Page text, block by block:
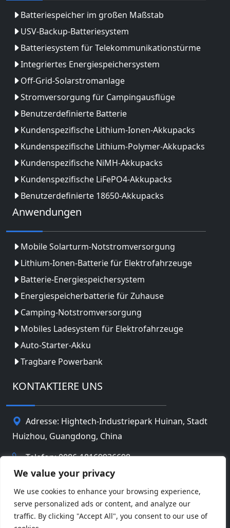
We value your privacy
We use cookies to enhance your browsing experience,
serve personalized ads or content, and analyze our
traffic. By clicking "Accept All", you consent to our use of
Batteriespeicher im großen Maßstab
USV-Backup-Batteriesystem
Batteriesystem für Telekommunikationstürme
Integriertes Energiespeichersystem
Off-Grid-Solarstromanlage
Stromversorgung für Campingausflüge
Benutzerdefinierte Batterie
Kundenspezifische Lithium-Ionen-Akkupacks
Kundenspezifische Lithium-Polymer-Akkupacks
Kundenspezifische NiMH-Akkupacks
Kundenspezifische LiFePO4-Akkupacks
Benutzerdefinierte 18650-Akkupacks
Anwendungen
Mobile Solarturm-Notstromversorgung
Lithium-Ionen-Batterie für Elektrofahrzeuge
Batterie-Energiespeichersystem
Energiespeicherbatterie für Zuhause
Camping-Notstromversorgung
Mobiles Ladesystem für Elektrofahrzeuge
Auto-Starter-Akku
Tragbare Powerbank
KONTAKTIERE UNS
Adresse: Hightech-Industriepark Huinan, Stadt
Huizhou, Guangdong, China
Telefon: 0086-18169936698
info@jbbatterychina.com
Datenschutz-Bestimmungen